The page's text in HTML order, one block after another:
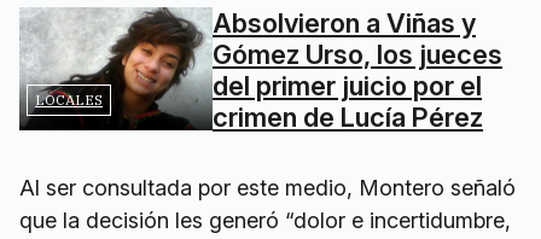
LOCALES
Absolvieron a Viñas y
Gómez Urso, los jueces
del primer juicio por el
crimen de Lucía Pérez
Al ser consultada por este medio, Montero señaló
que la decisión les generó “dolor e incertidumbre,